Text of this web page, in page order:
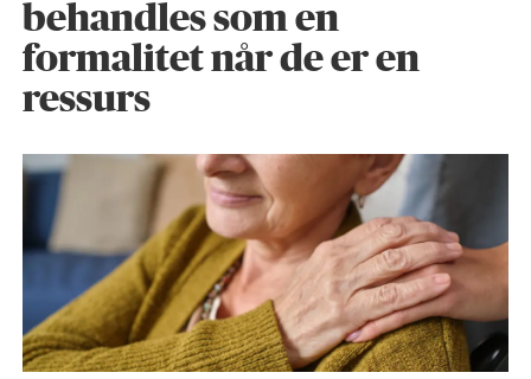
behandles som en
formalitet når de er en
ressurs